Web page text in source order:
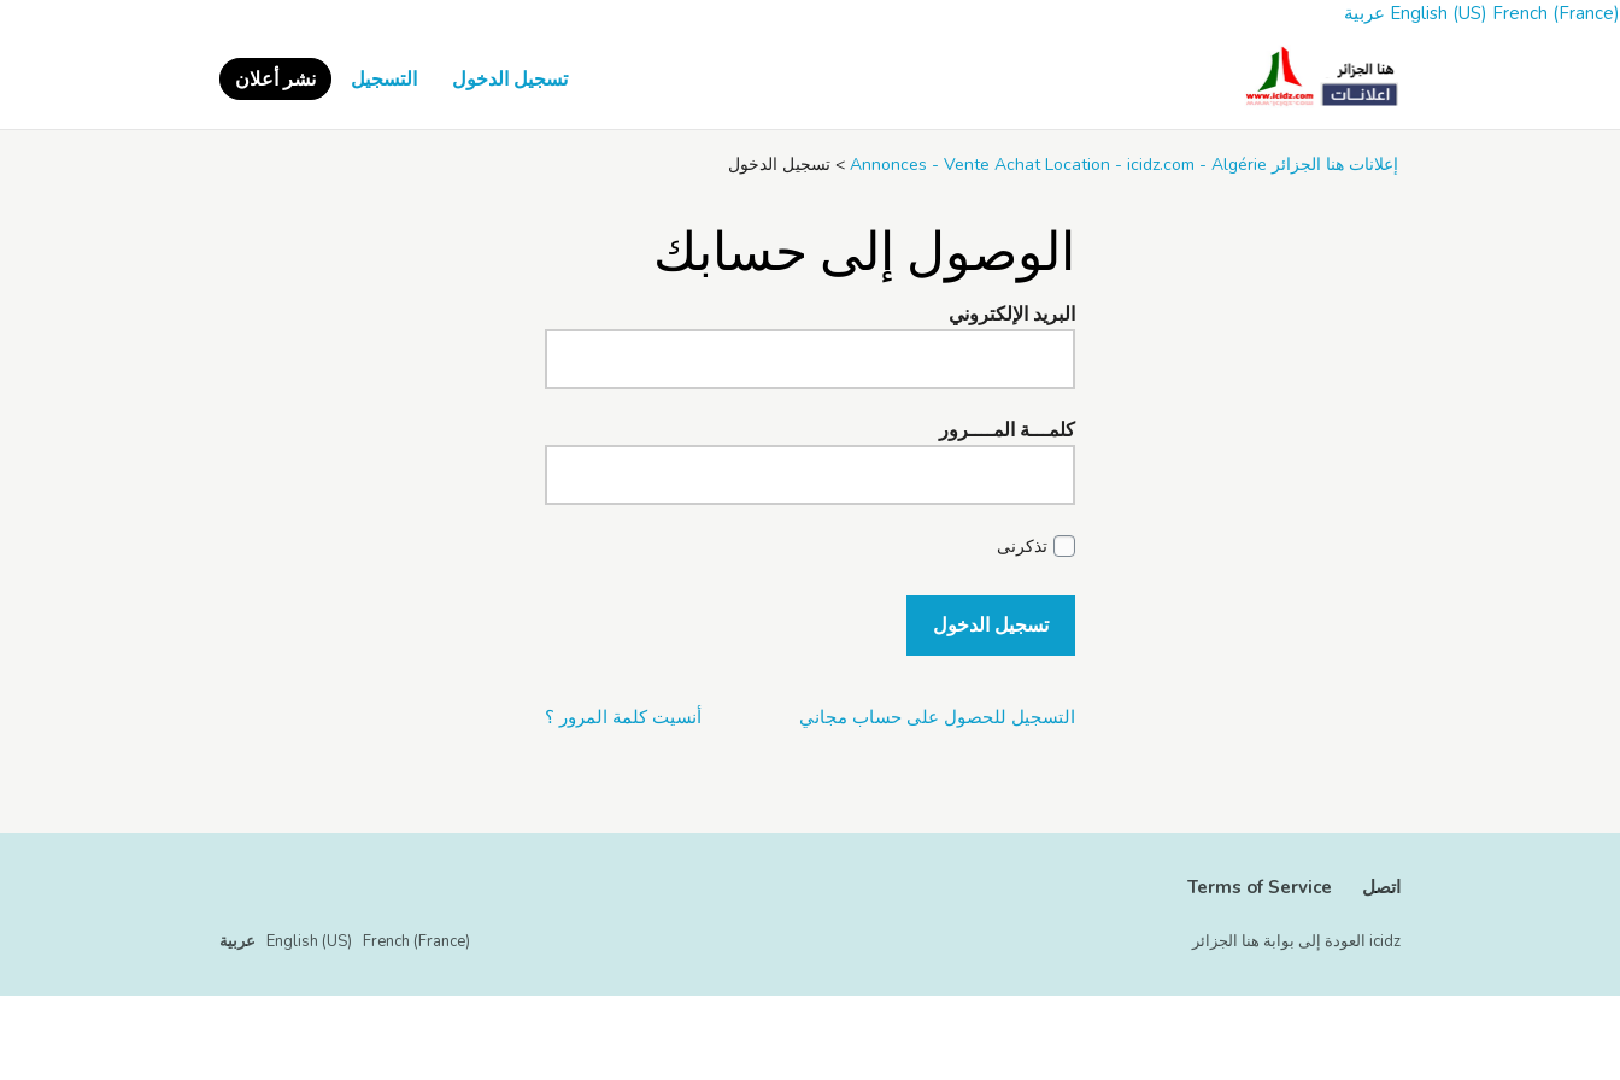
English (US) French (France) عربية
تسجيل الدخول التسجيل نشر أعلان
إعلانات هنا الجزائر Annonces - Vente Achat Location - icidz.com - Algérie > تسجيل الدخول
الوصول إلى حسابك
البريد الإلكتروني
كلمـــة المــــرور
تذكرنى
تسجيل الدخول
التسجيل للحصول على حساب مجاني أنسيت كلمة المرور ؟
اتصل Terms of Service
icidz العودة إلى بوابة هنا الجزائر English (US) French (France) عربية